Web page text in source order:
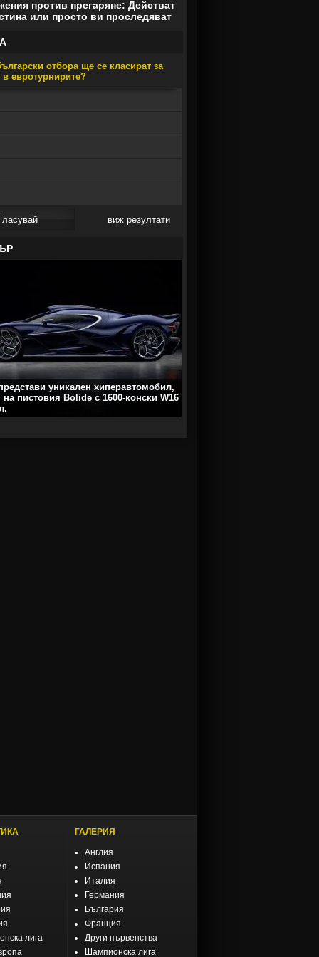
против прегаряне: Действат
или просто ви проследяват
отбора ще се класират за
в евротурнирите?
виж резултати
уникален хиперавтомобил,
на пистовия Bolide с 1600-конски W16
лига
ГАЛЕРИЯ
Англия
Испания
Италия
Германия
България
Франция
Други първенства
Шампионска лига